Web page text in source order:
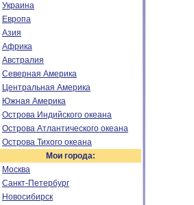
Украина
Европа
Азия
Африка
Австралия
Северная Америка
Центральная Америка
Южная Америка
Острова Индийского океана
Острова Атлантического океана
Острова Тихого океана
Мои города:
Москва
Санкт-Петербург
Новосибирск